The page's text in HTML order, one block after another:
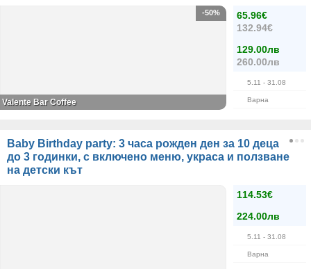
65.96€
132.94€
129.00лв
260.00лв
5.11 - 31.08
Варна
-50%
Valente Bar Coffee
Baby Birthday party: 3 часа рожден ден за 10 деца
до 3 годинки, с включено меню, украса и ползване
на детски кът
114.53€
224.00лв
5.11 - 31.08
Варна